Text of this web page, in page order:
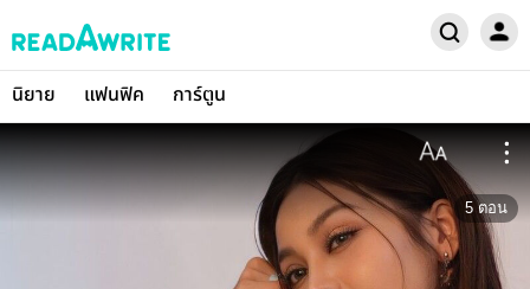
นิยาย แฟนฟิค การ์ตูน
5 ตอน